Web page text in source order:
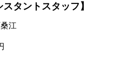
タントスタッフ】
江